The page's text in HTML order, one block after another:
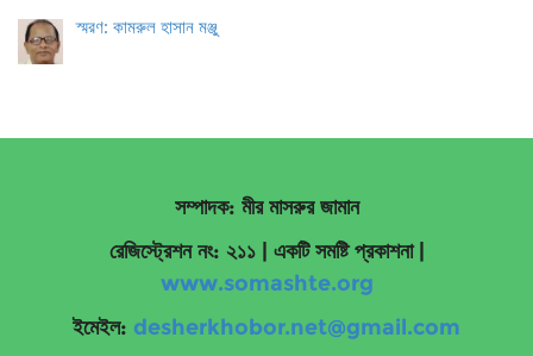
স্মরণ: কামরুল হাসান মঞ্জু
সম্পাদক: মীর মাসরুর জামান
রেজিস্ট্রেশন নং: ২১১ | একটি সমষ্টি প্রকাশনা
www.somashte.org
ইমেইল: desherkhobor.net@gmail.com